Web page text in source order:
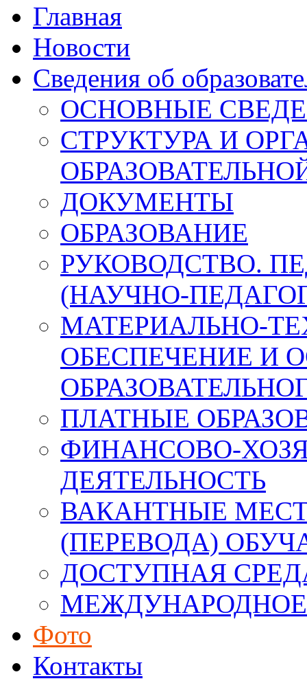
Главная
Новости
Сведения об
ОСНОВНЫЕ
СТРУКТУРА И
ДОКУМЕНТЫ
ОБРАЗОВАНИЕ
РУКОВОДСТВО.
(НАУЧНО-
МАТЕРИАЛЬНО-
ОБЕСПЕЧЕНИЕ И
ПЛАТНЫЕ
ФИНАНСОВО-
ДЕЯТЕЛЬНОСТЬ
ВАКАНТНЫЕ
(ПЕРЕВОДА)
ДОСТУПНАЯ
Фото
Контакты